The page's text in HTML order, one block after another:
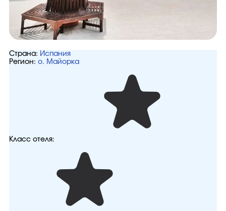
Страна: Испания
Регион: о. Майорка
Класс отеля: